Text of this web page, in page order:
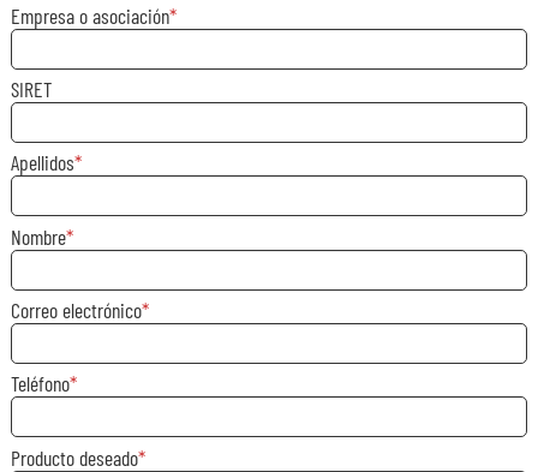
Empresa o asociación
SIRET
Apellidos
Nombre
Correo electrónico
Teléfono
Producto deseado